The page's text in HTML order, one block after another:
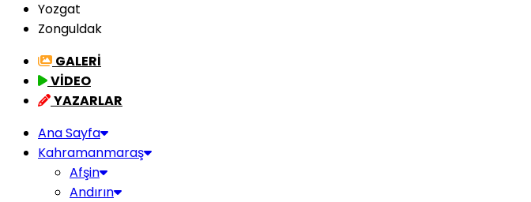
Yozgat
Zonguldak
GALERİ
VİDEO
YAZARLAR
Ana Sayfa
Kahramanmaraş
Afşin
Andırın